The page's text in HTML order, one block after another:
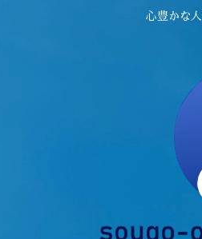
心豊かな